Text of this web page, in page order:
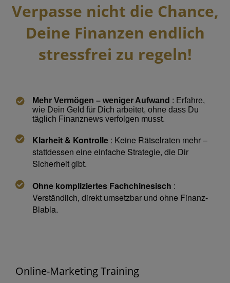
Verpasse nicht die Chance,
Deine Finanzen endlich
stressfrei zu regeln!
Mehr Vermögen – weniger Aufwand : Erfahre,
wie Dein Geld für Dich arbeitet, ohne dass Du
täglich Finanznews verfolgen musst.
Klarheit & Kontrolle : Keine Rätselraten mehr –
stattdessen eine einfache Strategie, die Dir
Sicherheit gibt.
Ohne kompliziertes Fachchinesisch :
Verständlich, direkt umsetzbar und ohne Finanz-
Blabla.
Online-Marketing Training